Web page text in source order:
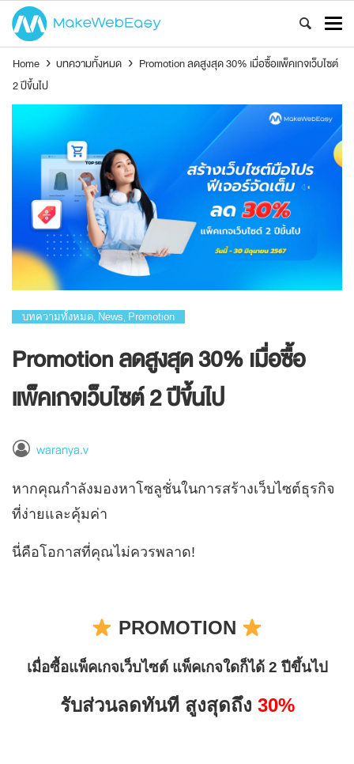
Home › บทความทั้งหมด › Promotion ลดสูงสุด 30% เมื่อซื้อแพ็คเกจเว็บไซต์
2 ปีขึ้นไป
บทความทั้งหมด News Promotion
Promotion ลดสูงสุด 30% เมื่อซื้อ
แพ็คเกจเว็บไซต์ 2 ปีขึ้นไป
waranya.v
หากคุณกำลังมองหาโซลูชั่นในการสร้างเว็บไซต์ธุรกิจ
ที่ง่ายและคุ้มค่า
นี่คือโอกาสที่คุณไม่ควรพลาด!
PROMOTION
เมื่อซื้อแพ็คเกจเว็บไซต์ แพ็คเกจใดก็ได้ 2 ปีขึ้นไป
รับส่วนลดทันที สูงสุดถึง 30%